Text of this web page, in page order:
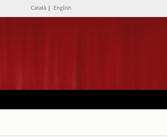
Català | English